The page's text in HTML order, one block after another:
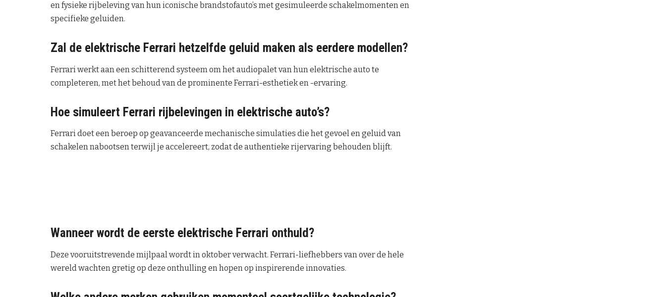
en fysieke rijbeleving van hun iconische brandstofauto’s met gesimuleerde schakelmomenten en
specifieke geluiden.
Zal de elektrische Ferrari hetzelfde geluid maken als eerdere modellen?
Ferrari werkt aan een schitterend systeem om het audiopalet van hun elektrische auto te
completeren, met het behoud van de prominente Ferrari-esthetiek en -ervaring.
Hoe simuleert Ferrari rijbelevingen in elektrische auto’s?
Ferrari doet een beroep op geavanceerde mechanische simulaties die het gevoel en geluid van
schakelen nabootsen terwijl je accelereert, zodat de authentieke rijervaring behouden blijft.
Wanneer wordt de eerste elektrische Ferrari onthuld?
Deze vooruitstrevende mijlpaal wordt in oktober verwacht. Ferrari-liefhebbers van over de hele
wereld wachten gretig op deze onthulling en hopen op inspirerende innovaties.